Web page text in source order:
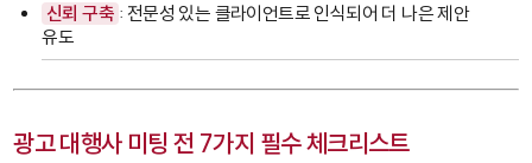
신뢰 구축 : 전문성 있는 클라이언트로 인식되어 더 나은 제안
유도
광고 대행사 미팅 전 7가지 필수 체크리스트